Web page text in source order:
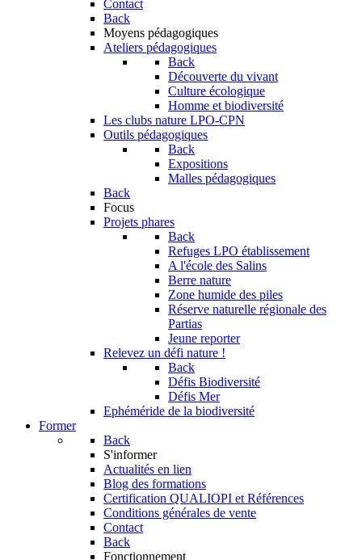
Contact
Back
Moyens pédagogiques
Ateliers pédagogiques
Back
Découverte du vivant
Culture écologique
Homme et biodiversité
Les clubs nature LPO-CPN
Outils pédagogiques
Back
Expositions
Malles pédagogiques
Back
Focus
Projets phares
Back
Refuges LPO établissement
A l'école des Salins
Berre nature
Zone humide des piles
Réserve naturelle régionale des
Partias
Jeune reporter
Relevez un défi nature !
Back
Défis Biodiversité
Défis Mer
Ephéméride de la biodiversité
Former
Back
S'informer
Actualités en lien
Blog des formations
Certification QUALIOPI et Références
Conditions générales de vente
Contact
Back
Fonctionnement